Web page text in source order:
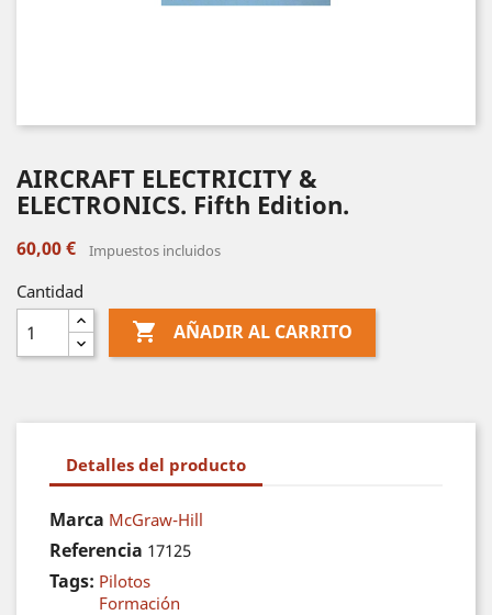
AIRCRAFT ELECTRICITY &
ELECTRONICS. Fifth Edition.
60,00 € Impuestos incluidos
Cantidad
 AÑADIR AL CARRITO
Detalles del producto
Marca McGraw-Hill
Referencia 17125
Tags: Pilotos
Formación